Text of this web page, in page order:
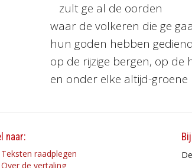
zult ge al de oorden
waar de volkeren die ge
hun goden hebben
op de rijzige bergen, op de
en onder elke altijd-groene
naar:
Teksten raadplegen
Over de vertaling